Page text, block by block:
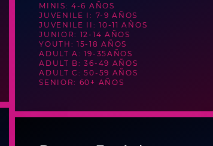
MINIS: 4-6 AÑOS
JUVENILE I: 7-9 AÑOS
JUVENILE II: 10-11 AÑOS
JUNIOR: 12-14 AÑOS
YOUTH: 15-18 AÑOS
ADULT A: 19-35AÑOS
ADULT B: 36-49 AÑOS
ADULT C: 50-59 AÑOS
SENIOR: 60+ AÑOS